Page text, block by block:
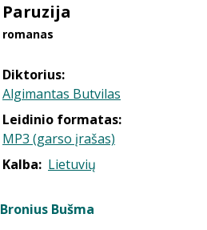
Paruzija
romanas
Diktorius:
Algimantas Butvilas
Leidinio formatas:
MP3 (garso įrašas)
Kalba: Lietuvių
Bronius Bušma